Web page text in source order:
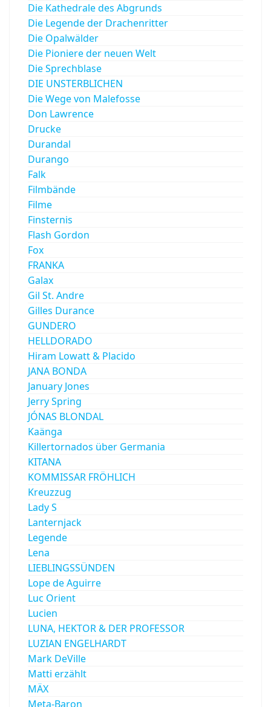
Die Kathedrale des Abgrunds
Die Legende der Drachenritter
Die Opalwälder
Die Pioniere der neuen Welt
Die Sprechblase
DIE UNSTERBLICHEN
Die Wege von Malefosse
Don Lawrence
Drucke
Durandal
Durango
Falk
Filmbände
Filme
Finsternis
Flash Gordon
Fox
FRANKA
Galax
Gil St. Andre
Gilles Durance
GUNDERO
HELLDORADO
Hiram Lowatt & Placido
JANA BONDA
January Jones
Jerry Spring
JÓNAS BLONDAL
Kaänga
Killertornados über Germania
KITANA
KOMMISSAR FRÖHLICH
Kreuzzug
Lady S
Lanternjack
Legende
Lena
LIEBLINGSSÜNDEN
Lope de Aguirre
Luc Orient
Lucien
LUNA, HEKTOR & DER PROFESSOR
LUZIAN ENGELHARDT
Mark DeVille
Matti erzählt
MÄX
Meta-Baron